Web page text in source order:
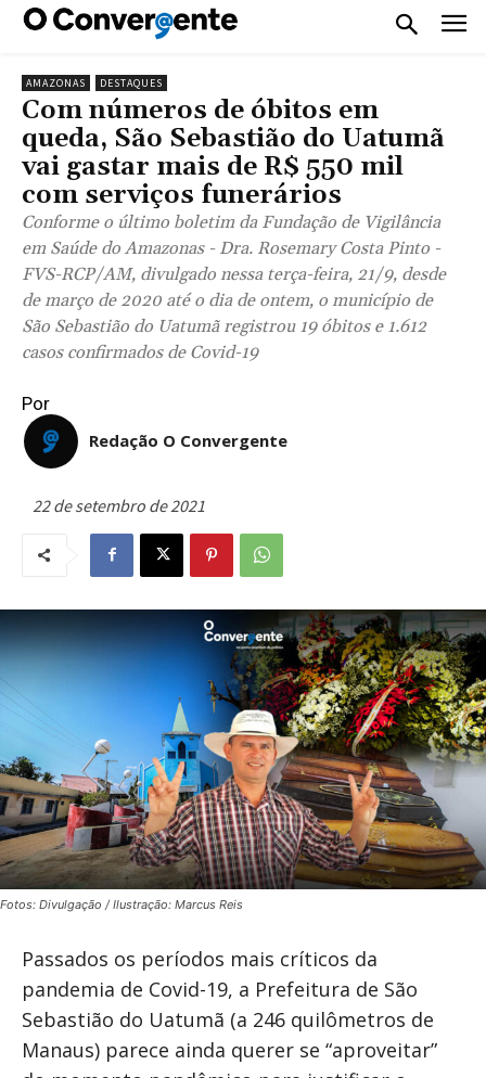
AMAZONAS DESTAQUES
Com números de óbitos em
queda, São Sebastião do Uatumã
vai gastar mais de R$ 550 mil
com serviços funerários
Conforme o último boletim da Fundação de Vigilância
em Saúde do Amazonas - Dra. Rosemary Costa Pinto -
FVS-RCP/AM, divulgado nessa terça-feira, 21/9, desde
de março de 2020 até o dia de ontem, o município de
São Sebastião do Uatumã registrou 19 óbitos e 1.612
casos confirmados de Covid-19
Por
Redação O Convergente
22 de setembro de 2021
Fotos: Divulgação / Ilustração: Marcus Reis
Passados os períodos mais críticos da
pandemia de Covid-19, a Prefeitura de São
Sebastião do Uatumã (a 246 quilômetros de
Manaus) parece ainda querer se “aproveitar”